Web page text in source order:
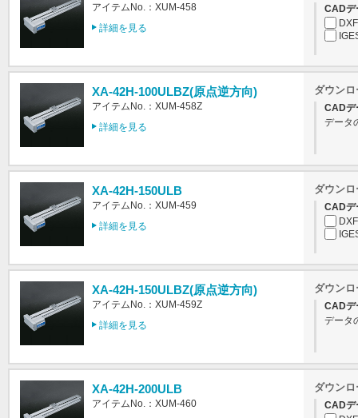
アイテムNo.：XUM-458
詳細を見る
CADデ
XA-42H-100ULBZ(原点逆方向)
アイテムNo.：XUM-458Z
詳細を見る
ダウンロ
CADデ
データ
XA-42H-150ULB
アイテムNo.：XUM-459
詳細を見る
ダウンロ
CADデ
XA-42H-150ULBZ(原点逆方向)
アイテムNo.：XUM-459Z
詳細を見る
ダウンロ
CADデ
データ
XA-42H-200ULB
アイテムNo.：XUM-460
ダウンロ
CADデ